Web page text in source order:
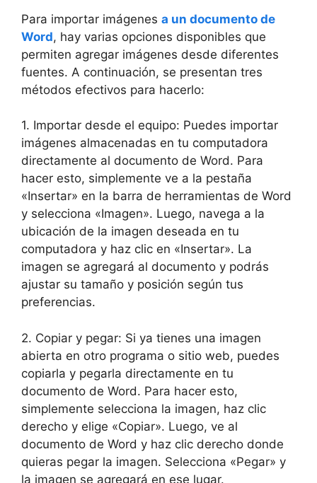
Para importar imágenes a un documento de
Word, hay varias opciones disponibles que
permiten agregar imágenes desde diferentes
fuentes. A continuación, se presentan tres
métodos efectivos para hacerlo:
1. Importar desde el equipo: Puedes importar
imágenes almacenadas en tu computadora
directamente al documento de Word. Para
hacer esto, simplemente ve a la pestaña
«Insertar» en la barra de herramientas de Word
y selecciona «Imagen». Luego, navega a la
ubicación de la imagen deseada en tu
computadora y haz clic en «Insertar». La
imagen se agregará al documento y podrás
ajustar su tamaño y posición según tus
preferencias.
2. Copiar y pegar: Si ya tienes una imagen
abierta en otro programa o sitio web, puedes
copiarla y pegarla directamente en tu
documento de Word. Para hacer esto,
simplemente selecciona la imagen, haz clic
derecho y elige «Copiar». Luego, ve al
documento de Word y haz clic derecho donde
quieras pegar la imagen. Selecciona «Pegar» y
la imagen se agregará en ese lugar.